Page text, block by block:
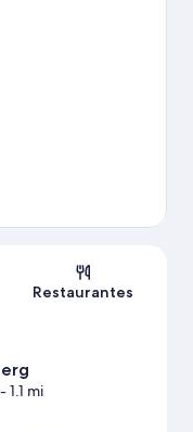
mapa
Restaurantes
1.1 mi